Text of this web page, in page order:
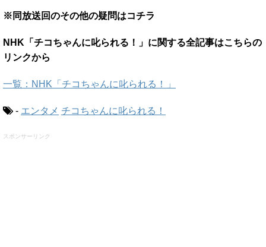
※同放送回のその他の疑問はコチラ
NHK「チコちゃんに叱られる！」に関する全記事はこちらの
リンクから
一覧：NHK「チコちゃんに叱られる！」
- エンタメ チコちゃんに叱られる！
スポンサーリンク